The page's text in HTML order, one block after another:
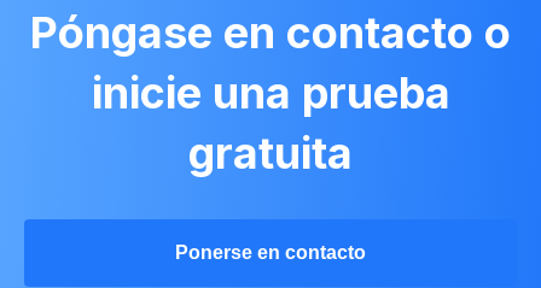
Póngase en contacto o
inicie una prueba
gratuita
Ponerse en contacto